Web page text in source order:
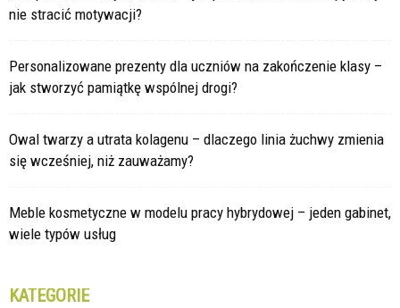
nie stracić motywacji?
Personalizowane prezenty dla uczniów na zakończenie klasy –
jak stworzyć pamiątkę wspólnej drogi?
Owal twarzy a utrata kolagenu – dlaczego linia żuchwy zmienia
się wcześniej, niż zauważamy?
Meble kosmetyczne w modelu pracy hybrydowej – jeden gabinet,
wiele typów usług
KATEGORIE